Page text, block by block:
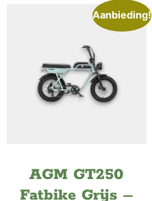
Aanbieding!
AGM GT250
Fatbike Grijs –